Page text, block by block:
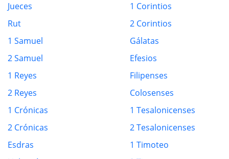
Jueces
Rut
1 Samuel
2 Samuel
1 Reyes
2 Reyes
1 Crónicas
2 Crónicas
Esdras
1 Corintios
2 Corintios
Gálatas
Efesios
Filipenses
Colosenses
1 Tesalonicenses
2 Tesalonicenses
1 Timoteo